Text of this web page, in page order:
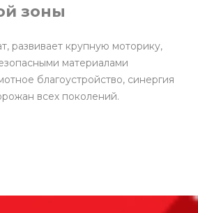
зоны
развивает крупную моторику,
материалами
благоустройство, синергия
всех поколений.